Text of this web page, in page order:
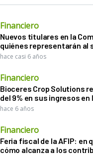
Financiero
Nuevos titulares en la
quiénes representarán al
hace casi 6 años
Financiero
Bioceres Crop Solutions
del 9% en sus ingresos en
hace 6 años
Financiero
Feria fiscal de la AFIP: en
cómo alcanza a los